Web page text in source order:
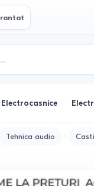
Electrocasnice
Tehnica audio Casti